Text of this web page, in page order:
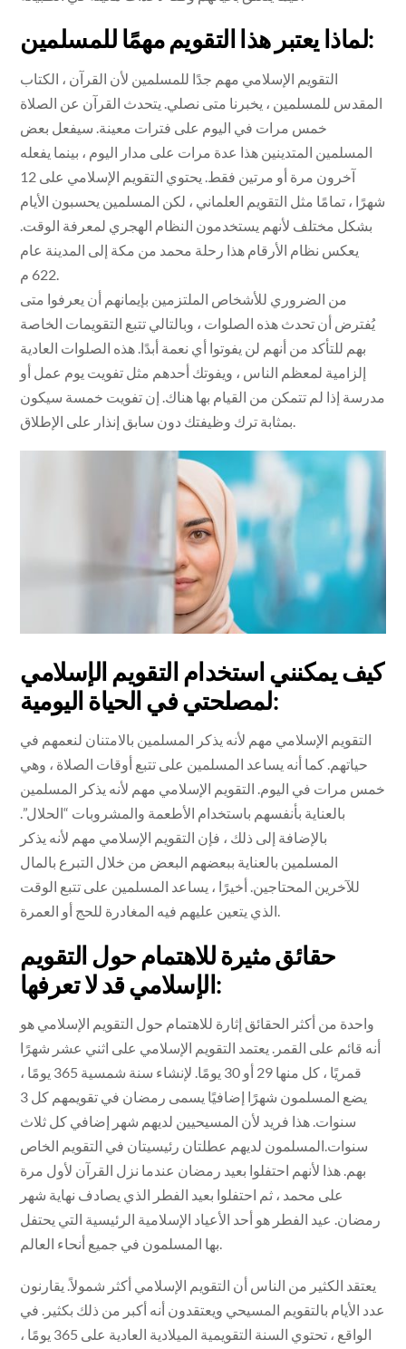
لماذا يعتبر هذا التقويم مهمًا للمسلمين:
التقويم الإسلامي مهم جدًا للمسلمين لأن القرآن ، الكتاب
المقدس للمسلمين ، يخبرنا متى نصلي. يتحدث القرآن عن الصلاة
خمس مرات في اليوم على فترات معينة. سيفعل بعض
المسلمين المتدينين هذا عدة مرات على مدار اليوم ، بينما يفعله
آخرون مرة أو مرتين فقط. يحتوي التقويم الإسلامي على 12
شهرًا ، تمامًا مثل التقويم العلماني ، لكن المسلمين يحسبون الأيام
بشكل مختلف لأنهم يستخدمون النظام الهجري لمعرفة الوقت.
يعكس نظام الأرقام هذا رحلة محمد من مكة إلى المدينة عام
من الضروري للأشخاص الملتزمين بإيمانهم أن يعرفوا متى
يُفترض أن تحدث هذه الصلوات ، وبالتالي تتبع التقويمات الخاصة
بهم للتأكد من أنهم لن يفوتوا أي نعمة أبدًا. هذه الصلوات العادية
إلزامية لمعظم الناس ، ويفوتك أحدهم مثل تفويت يوم عمل أو
مدرسة إذا لم تتمكن من القيام بها هناك. إن تفويت خمسة سيكون
كيف يمكنني استخدام التقويم الإسلامي
لمصلحتي في الحياة اليومية:
التقويم الإسلامي مهم لأنه يذكر المسلمين بالامتنان لنعمهم في
حياتهم. كما أنه يساعد المسلمين على تتبع أوقات الصلاة ، وهي
خمس مرات في اليوم. التقويم الإسلامي مهم لأنه يذكر المسلمين
بالعناية بأنفسهم باستخدام الأطعمة والمشروبات “الحلال”.
بالإضافة إلى ذلك ، فإن التقويم الإسلامي مهم لأنه يذكر
المسلمين بالعناية ببعضهم البعض من خلال التبرع بالمال
للآخرين المحتاجين. أخيرًا ، يساعد المسلمين على تتبع الوقت
الذي يتعين عليهم فيه المغادرة للحج أو العمرة.
حقائق مثيرة للاهتمام حول التقويم
الإسلامي قد لا تعرفها:
واحدة من أكثر الحقائق إثارة للاهتمام حول التقويم الإسلامي هو
أنه قائم على القمر. يعتمد التقويم الإسلامي على اثني عشر شهرًا
قمريًا ، كل منها 29 أو 30 يومًا. لإنشاء سنة شمسية 365 يومًا ،
يضع المسلمون شهرًا إضافيًا يسمى رمضان في تقويمهم كل 3
سنوات. هذا فريد لأن المسيحيين لديهم شهر إضافي كل ثلاث
سنوات.المسلمون لديهم عطلتان رئيسيتان في التقويم الخاص
بهم. هذا لأنهم احتفلوا بعيد رمضان عندما نزل القرآن لأول مرة
على محمد ، ثم احتفلوا بعيد الفطر الذي يصادف نهاية شهر
رمضان. عيد الفطر هو أحد الأعياد الإسلامية الرئيسية التي يحتفل
بها المسلمون في جميع أنحاء العالم.
يعتقد الكثير من الناس أن التقويم الإسلامي أكثر شمولاً. يقارنون
عدد الأيام بالتقويم المسيحي ويعتقدون أنه أكبر من ذلك بكثير. في
الواقع ، تحتوي السنة التقويمية الميلادية العادية على 365 يومًا ،